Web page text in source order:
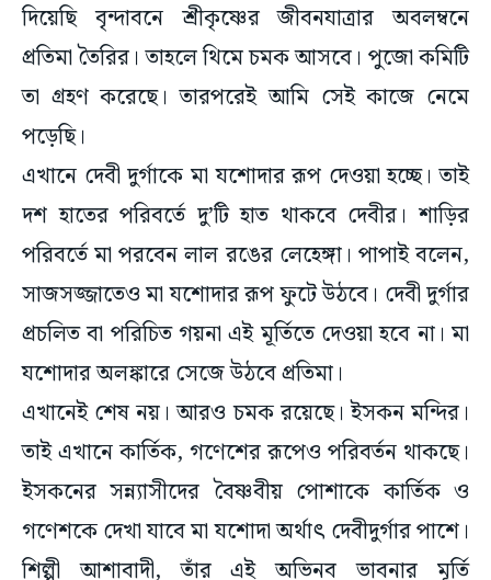
দিয়েছি বৃন্দাবনে শ্রীকৃষ্ণের জীবনযাত্রার অবলম্বনে
প্রতিমা তৈরির। তাহলে থিমে চমক আসবে। পুজো কমিটি
তা গ্রহণ করেছে। তারপরেই আমি সেই কাজে নেমে
পড়েছি।
এখানে দেবী দুর্গাকে মা যশোদার রূপ দেওয়া হচ্ছে। তাই
দশ হাতের পরিবর্তে দু’টি হাত থাকবে দেবীর। শাড়ির
পরিবর্তে মা পরবেন লাল রঙের লেহেঙ্গা। পাপাই বলেন,
সাজসজ্জাতেও মা যশোদার রূপ ফুটে উঠবে। দেবী দুর্গার
প্রচলিত বা পরিচিত গয়না এই মূর্তিতে দেওয়া হবে না। মা
যশোদার অলঙ্কারে সেজে উঠবে প্রতিমা।
এখানেই শেষ নয়। আরও চমক রয়েছে। ইসকন মন্দির।
তাই এখানে কার্তিক, গণেশের রূপেও পরিবর্তন থাকছে।
ইসকনের সন্ন্যাসীদের বৈষ্ণবীয় পোশাকে কার্তিক ও
গণেশকে দেখা যাবে মা যশোদা অর্থাৎ দেবীদুর্গার পাশে।
শিল্পী আশাবাদী, তাঁর এই অভিনব ভাবনার মূর্তি